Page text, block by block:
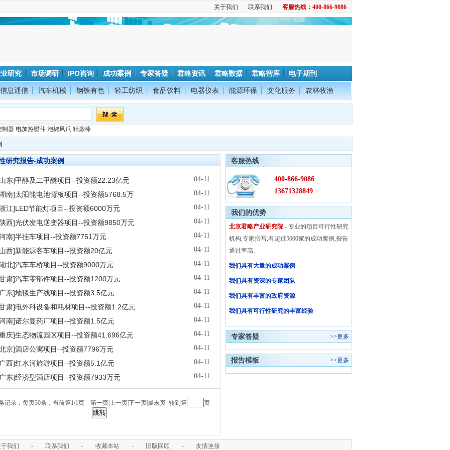
客服热线：400-866-9086
联系我们
关于我们
研究 市场调研 IPO咨询 成功案例 专家答疑 君略资讯 君略数据 君略智库 电子期刊
信息通信 汽车机械 钢铁有色 轻工纺织 食品饮料 电器仪表 能源环保 文化服务 农林牧渔
制器 电加热熨斗 泡椒风爪 精煅棒
研究报告-成功案例
04-11
东]甲醇及二甲醚项目--投资额22.23亿元
04-11
南]太阳能电池背板项目--投资额5768.5万
04-11
江]LED节能灯项目--投资额6000万元
04-11
西]光伏发电逆变器项目--投资额9850万元
04-11
南]半挂车项目--投资额7751万元
04-11
西]新能源客车项目--投资额20亿元
04-11
北]汽车车桥项目--投资额9000万元
04-11
肃]汽车零部件项目--投资额1200万元
04-11
东]地毯生产线项目--投资额3.5亿元
04-11
肃]电外科设备和耗材项目--投资额1.2亿元
04-11
南]诺尔曼药厂项目--投资额1.5亿元
04-11
庆]生态物流园区项目--投资额41.696亿元
04-11
京]酒店公寓项目--投资额7796万元
04-11
西]红水河旅游项目--投资额5.1亿元
04-11
东]经济型酒店项目--投资额7933万元
记录，每页30条，当前第1/1页 第一页|上一页|下一页|最末页转到第 页
客服热线
400-866-9086
13671328849
我们的优势
北京君略产业研究院- 专业的项目可行性研究
机构,专家撰写,有超过5000家的成功案例,报告
通过率高。
我们具有大量的成功案例
我们具有资深的专家团队
我们具有丰富的政府资源
我们具有可行性研究的丰富经验
专家答疑 >>更多
报告模板 >>更多
我们 - 联系我们 - 收藏本站 - 旧版回顾 - 友情连接